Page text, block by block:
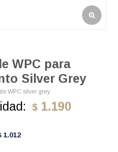
WPC para
Silver Grey
WPC silver grey
$ 1.190
1.012